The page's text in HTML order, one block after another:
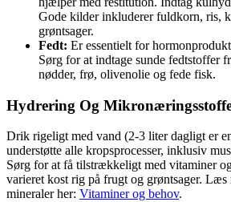
Gode kilder inkluderer fuldkorn, ris,
grøntsager.
Fedt: Er essentielt for
Sørg for at indtage sunde fedtstoffer
nødder, frø, olivenolie og fede fisk.
Hydrering Og
Drik rigeligt med vand (2-3 liter dagligt er
understøtte alle kropsprocesser, inklusiv
Sørg for at få tilstrækkeligt med vitaminer
varieret kost rig på frugt og grøntsager.
mineraler her: Vitaminer og behov.